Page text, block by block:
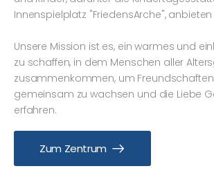
Innenspielplatz "FriedensArche",
Unsere Mission ist es, ein warmes und
zu schaffen, in dem Menschen aller
zusammenkommen, um Freundschaften
gemeinsam zu wachsen und die Liebe
erfahren.
Zum Zentrum